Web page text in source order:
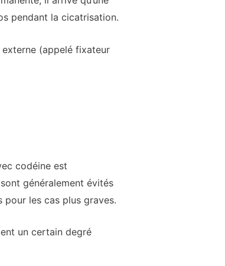
pendant la cicatrisation.
externe (appelé fixateur
codéine est
généralement évités
les cas plus graves.
un certain degré